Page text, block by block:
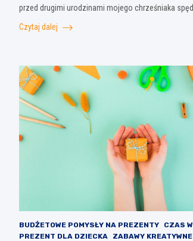
przed drugimi urodzinami mojego chrześniaka
Czytaj dalej
BUDŻETOWE POMYSŁY NA PREZENTY CZAS
PREZENT DLA DZIECKA
ZABAWY KREATYWNE